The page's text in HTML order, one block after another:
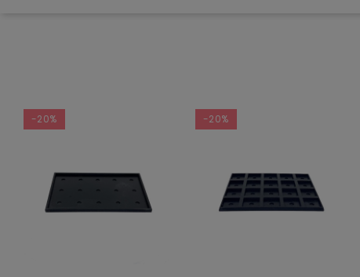
-20% -20%